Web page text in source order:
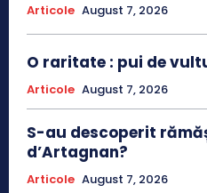
Articole August 7, 2026
O raritate : pui de
Articole August 7, 2026
S-au descoperit
d’Artagnan?
Articole August 7, 2026